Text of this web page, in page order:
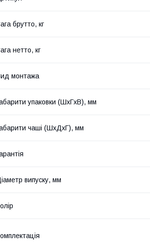
брутто, кг
нетто, кг
монтажа
упаковки (ШхГхВ), мм
чаші (ШхДхГ), мм
випуску, мм